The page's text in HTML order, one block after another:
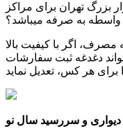
بزرگ تهران برای مراکز
واسطه به صرفه میباشد؟
مصرف، اگر با کیفیت بالا
دغدغه ثبت سفارشات